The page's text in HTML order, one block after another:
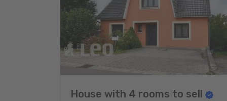
House with 4 rooms to sell